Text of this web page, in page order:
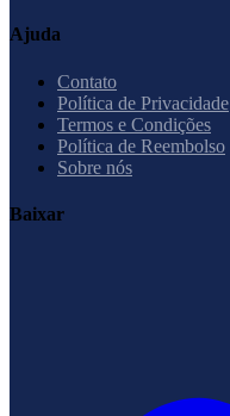
Ajuda
Contato
Política de Privacidade
Termos e Condições
Política de Reembolso
Sobre nós
Baixar